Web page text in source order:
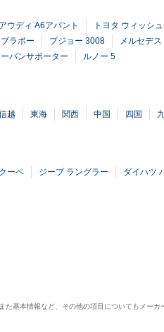
アウディ A6アバント トヨタ ウィッシュ
ラボー プジョー 3008 メルセデ
バンサポーター ルノー 5
越 東海 関西 中国 四国
ーペ ジープ ラングラー ダイハツ
基本情報など、その他の項目についてもメーカ